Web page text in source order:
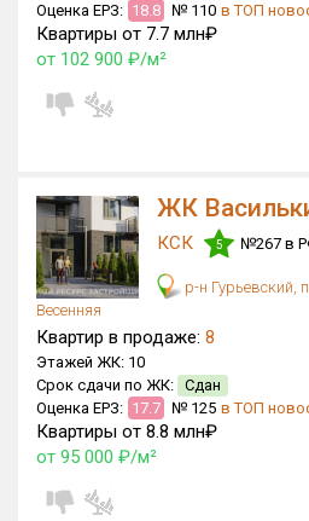
Оценка ЕРЗ: 18.8 № 110 в ТОП
Квартиры от 7.7 млн₽
от 102 900 ₽/м²
ЖК
КСК 5 №267 в
р-н Гурьевский,
Весенняя
Квартир в продаже: 8
Этажей ЖК: 10
Срок сдачи по ЖК: Сдан
Оценка ЕРЗ: 17.7 № 125 в ТОП
Квартиры от 8.8 млн₽
от 95 000 ₽/м²